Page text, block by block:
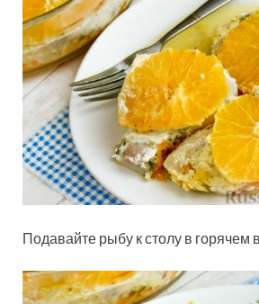
Подавайте рыбу к столу в горячем